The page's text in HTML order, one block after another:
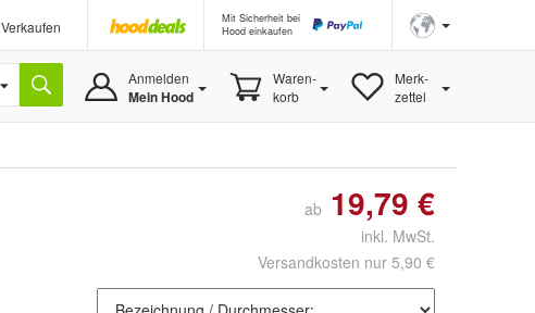
Verkaufen
Mit Sicherheit bei
Hood einkaufen
Anmelden
Mein Hood
Waren-
korb
Merk-
zettel
ab 19,79 €
inkl. MwSt.
Versandkosten nur 5,90 €